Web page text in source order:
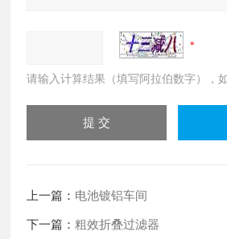
请输入计算结果（填写阿拉伯数字），
上一篇： 电池镀铝车间
下一篇：粗效折叠过滤器